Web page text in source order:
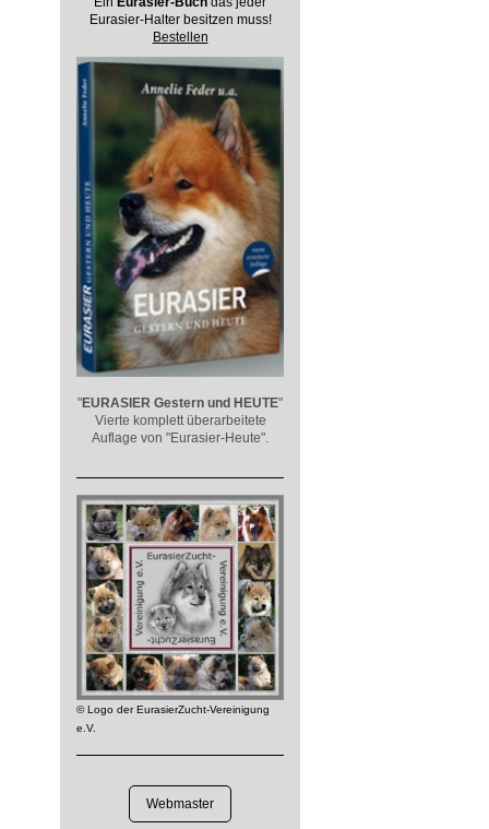
Eurasier-Halter besitzen muss!
Bestellen
"EURASIER Gestern und HEUTE"
Vierte komplett überarbeitete
Auflage von "Eurasier-Heute".
© Logo der EurasierZucht-Vereinigung
e.V.
Webmaster